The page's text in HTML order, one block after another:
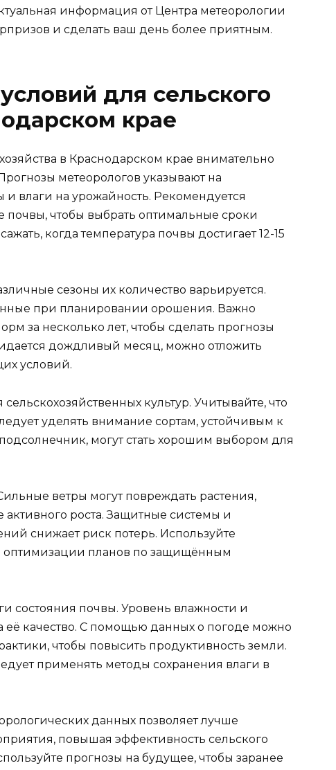
информация от Центра метеорологии
и сделать ваш день более приятным.
для сельского
крае
в Краснодарском крае внимательно
метеорологов указывают на
влаги на урожайность. Рекомендуется
почвы, чтобы выбрать оптимальные сроки
когда температура почвы достигает 12-15
сезоны их количество варьируется.
при планировании орошения. Важно
за несколько лет, чтобы сделать прогнозы
дождливый месяц, можно отложить
условий.
культур. Учитывайте, что
уделять внимание сортам, устойчивым к
могут стать хорошим выбором для
ветры могут повреждать растения,
активного роста. Защитные системы и
снижает риск потерь. Используйте
оптимизации планов по защищённым
состояния почвы. Уровень влажности и
её качество. С помощью данных о погоде можно
чтобы повысить продуктивность земли.
применять методы сохранения влаги в
данных позволяет лучше
повышая эффективность сельского
прогнозы на будущее, чтобы заранее